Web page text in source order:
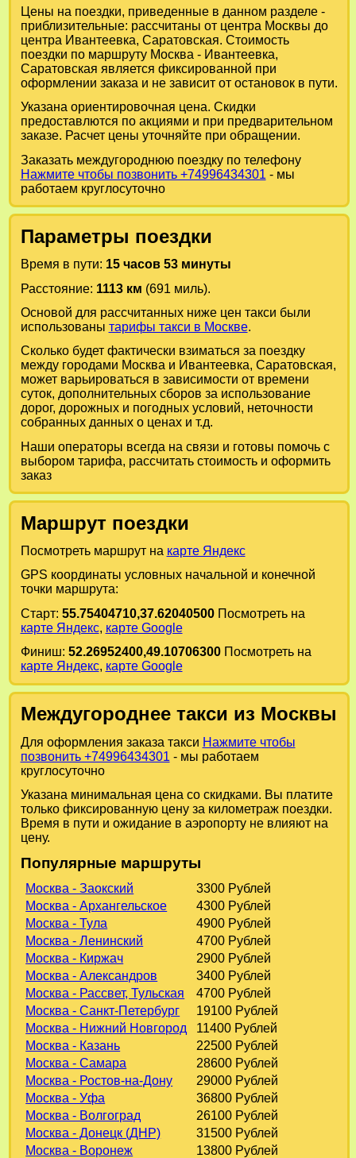
Цены на поездки, приведенные в данном разделе -
приблизительные: рассчитаны от центра Москвы до
центра Ивантеевка, Саратовская. Стоимость
поездки по маршруту Москва - Ивантеевка,
Саратовская является фиксированной при
оформлении заказа и не зависит от остановок в пути.
Указана ориентировочная цена. Скидки
предоставлются по акциями и при предварительном
заказе. Расчет цены уточняйте при обращении.
Заказать междугороднюю поездку по телефону
Нажмите чтобы позвонить +74996434301 - мы
работаем круглосуточно
Параметры поездки
Время в пути: 15 часов 53 минуты
Расстояние: 1113 км (691 миль).
Основой для рассчитанных ниже цен такси были
использованы тарифы такси в Москве.
Сколько будет фактически взиматься за поездку
между городами Москваи Ивантеевка, Саратовская,
может варьироваться в зависимости от времени
суток, дополнительных сборов за использование
дорог, дорожных и погодных условий, неточности
собранных данных о ценах и т.д.
Наши операторы всегда на связи и готовы помочь с
выбором тарифа, рассчитать стоимость и оформить
заказ
Маршрут поездки
Посмотреть маршрут на карте Яндекс
GPS координаты условных начальной и конечной
точки маршрута:
Старт: 55.75404710,37.62040500Посмотреть на
карте Яндекс, карте Google
Финиш: 52.26952400,49.10706300Посмотреть на
карте Яндекс, карте Google
Междугороднее такси из Москвы
Для оформления заказа такси Нажмите чтобы
позвонить +74996434301 - мы работаем
круглосуточно
Указана минимальная цена со скидками. Вы платите
только фиксированную цену за километраж поездки.
Время в пути и ожидание в аэропорту не влияют на
цену.
Популярные маршруты
Москва - Заокский
3300 Рублей
Москва - Архангельское
4300 Рублей
Москва - Тула
4900 Рублей
Москва - Ленинский
4700 Рублей
Москва - Киржач
2900 Рублей
Москва - Александров
3400 Рублей
Москва - Рассвет, Тульская
4700 Рублей
Москва - Санкт-Петербург
19100 Рублей
Москва - Нижний Новгород
11400 Рублей
Москва - Казань
22500 Рублей
Москва - Самара
28600 Рублей
Москва - Ростов-на-Дону
29000 Рублей
Москва - Уфа
36800 Рублей
Москва - Волгоград
26100 Рублей
Москва - Донецк (ДНР)
31500 Рублей
Москва - Воронеж
13800 Рублей